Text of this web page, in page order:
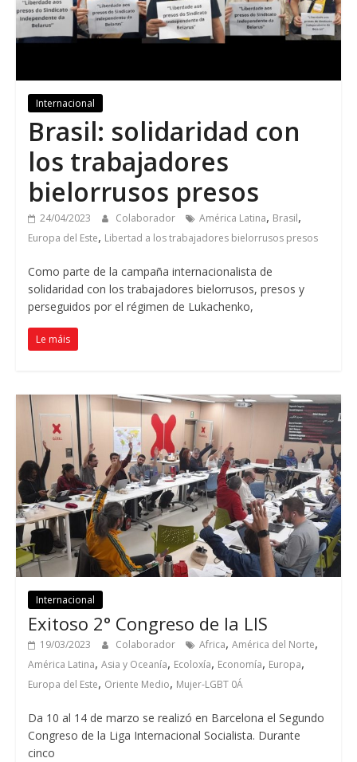
Internacional
Brasil: solidaridad con
los trabajadores
bielorrusos presos
24/04/2023 Colaborador América Latina, Brasil,
Europa del Este, Libertad a los trabajadores bielorrusos presos
Como parte de la campaña internacionalista de
solidaridad con los trabajadores bielorrusos, presos y
perseguidos por el régimen de Lukachenko,
Le máis
Internacional
Exitoso 2° Congreso de la LIS
19/03/2023 Colaborador Africa, América del Norte,
América Latina, Asia y Oceanía, Ecoloxía, Economía, Europa,
Europa del Este, Oriente Medio, Mujer-LGBT 0Á
Da 10 al 14 de marzo se realizó en Barcelona el Segundo
Congreso de la Liga Internacional Socialista. Durante
cinco